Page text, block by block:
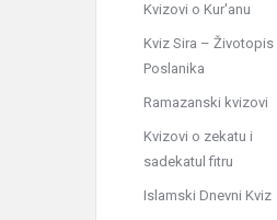
Kvizovi o Kur'anu
Kviz Sira – Životopis
Poslanika
Ramazanski kvizovi
Kvizovi o zekatu i
sadekatul fitru
Islamski Dnevni Kviz